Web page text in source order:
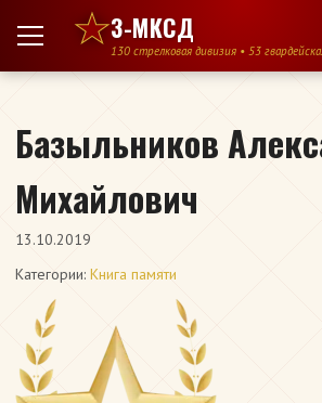
Перейти к содержимому
3-МКСД
130 стрелковая дивизия • 53
Базыльников
Михайлович
13.10.2019
Категории: Книга памяти